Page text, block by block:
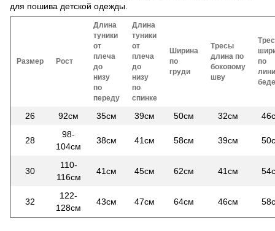
для пошива детской одежды.
Размер Рост
Длина
туники
от
плеча
до
низу
по
переду
Длина
туники
от
плеча
до
низу
по
спинке
Ширина
по
груди
Тресы
длина по
боковому
шву
по
26 92см 35см 39см 50см 32см
28
98-
104см
38см 41см 58см 39см
30
110-
116см
41см 45см 62см 41см
32
122-
128см
43см 47см 64см 46см